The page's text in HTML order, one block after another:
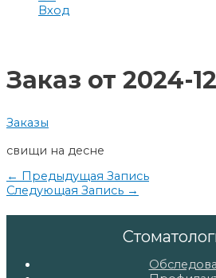
Вход
Заказ от 2024-
Заказы
свищи на десне
Навигация
по
← Предыдущая Запись
Следующая Запись →